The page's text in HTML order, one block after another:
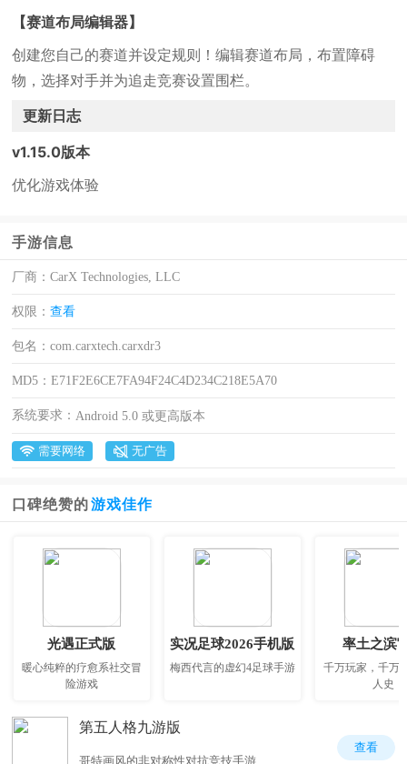
【赛道布局编辑器】
创建您自己的赛道并设定规则！编辑赛道布局，布置障碍
物，选择对手并为追走竞赛设置围栏。
更新日志
v1.15.0版本
优化游戏体验
手游信息
厂商：CarX Technologies, LLC
权限：查看
包名：com.carxtech.carxdr3
MD5：E71F2E6CE7FA94F24C4D234C218E5A70
系统要求： Android 5.0 或更高版本
需要网络 无广告
口碑绝赞的 游戏佳作
光遇正式版
暖心纯粹的疗愈系社交冒
险游戏
实况足球2026手机版
梅西代言的虚幻4足球手游
率土之滨
千万玩家，千万
人史
第五人格九游版
哥特画风的非对称性对抗竞技手游
查看